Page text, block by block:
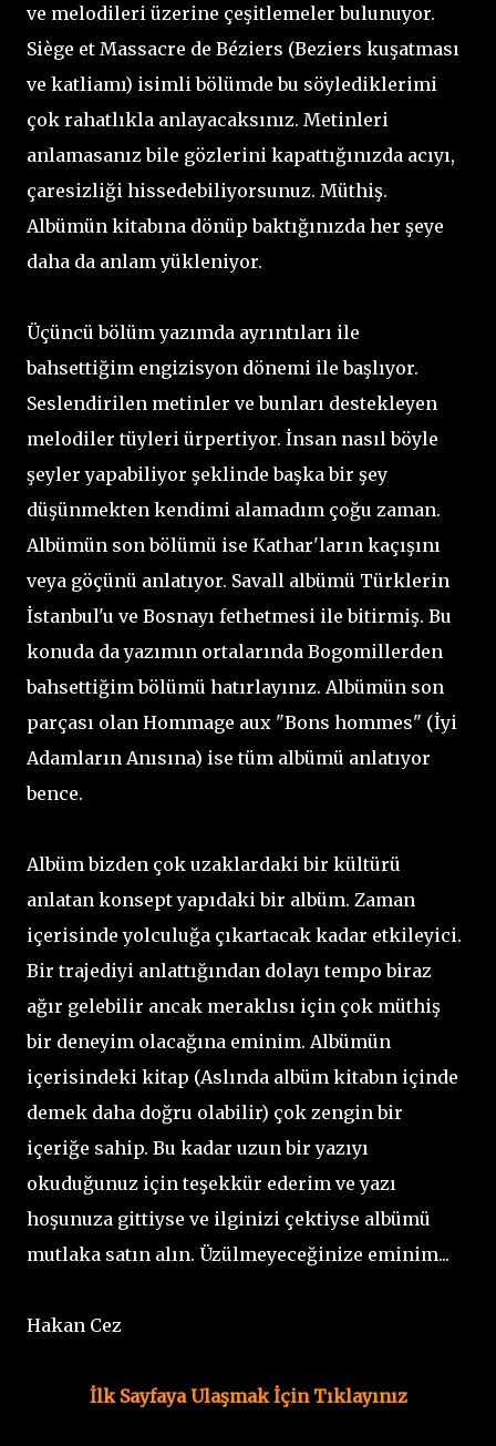
ve melodileri üzerine çeşitlemeler bulunuyor.
Siège et Massacre de Béziers (Beziers kuşatması
ve katliamı) isimli bölümde bu söylediklerimi
çok rahatlıkla anlayacaksınız. Metinleri
anlamasanız bile gözlerini kapattığınızda acıyı,
çaresizliği hissedebiliyorsunuz. Müthiş.
Albümün kitabına dönüp baktığınızda her şeye
daha da anlam yükleniyor.
Üçüncü bölüm yazımda ayrıntıları ile
bahsettiğim engizisyon dönemi ile başlıyor.
Seslendirilen metinler ve bunları destekleyen
melodiler tüyleri ürpertiyor. İnsan nasıl böyle
şeyler yapabiliyor şeklinde başka bir şey
düşünmekten kendimi alamadım çoğu zaman.
Albümün son bölümü ise Kathar'ların kaçışını
veya göçünü anlatıyor. Savall albümü Türklerin
İstanbul'u ve Bosnayı fethetmesi ile bitirmiş. Bu
konuda da yazımın ortalarında Bogomillerden
bahsettiğim bölümü hatırlayınız. Albümün son
parçası olan Hommage aux "Bons hommes" (İyi
Adamların Anısına) ise tüm albümü anlatıyor
bence.
Albüm bizden çok uzaklardaki bir kültürü
anlatan konsept yapıdaki bir albüm. Zaman
içerisinde yolculuğa çıkartacak kadar etkileyici.
Bir trajediyi anlattığından dolayı tempo biraz
ağır gelebilir ancak meraklısı için çok müthiş
bir deneyim olacağına eminim. Albümün
içerisindeki kitap (Aslında albüm kitabın içinde
demek daha doğru olabilir) çok zengin bir
içeriğe sahip. Bu kadar uzun bir yazıyı
okuduğunuz için teşekkür ederim ve yazı
hoşunuza gittiyse ve ilginizi çektiyse albümü
mutlaka satın alın. Üzülmeyeceğinize eminim...
Hakan Cez
İlk Sayfaya Ulaşmak İçin Tıklayınız